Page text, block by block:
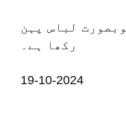
لباس پہن
رکھا ہے۔
19-10-2024